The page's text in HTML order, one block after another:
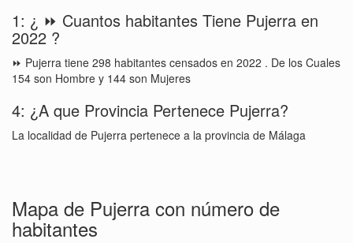
1: ¿ ⏩ Cuantos habitantes Tiene Pujerra en
2022 ?
⏩ Pujerra tiene 298 habitantes censados en 2022 . De los Cuales
154 son Hombre y 144 son Mujeres
4: ¿A que Provincia Pertenece Pujerra?
La localidad de Pujerra pertenece a la provincia de Málaga
Mapa de Pujerra con número de
habitantes